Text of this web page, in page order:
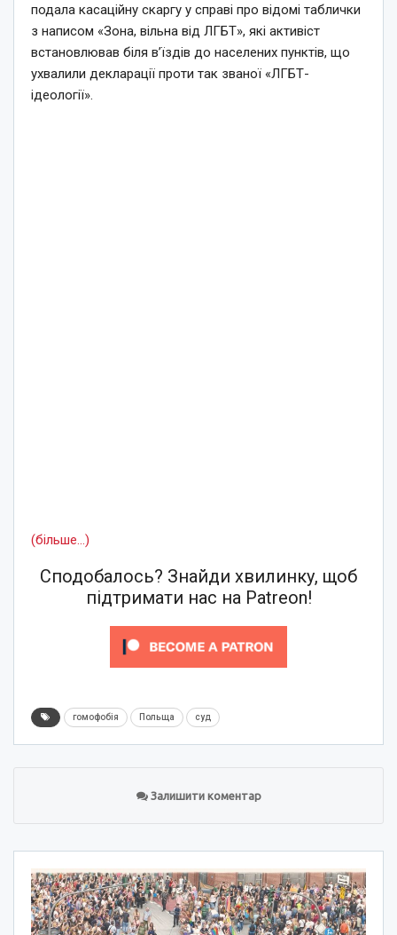
подала касаційну скаргу у справі про відомі таблички
з написом «Зона, вільна від ЛГБТ», які активіст
встановлював біля в’їздів до населених пунктів, що
ухвалили декларації проти так званої «ЛГБТ-
ідеології».
(більше…)
Сподобалось? Знайди хвилинку, щоб
підтримати нас на Patreon!
гомофобія Польща суд
Залишити коментар